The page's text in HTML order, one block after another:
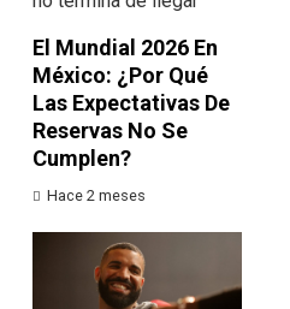
El Mundial 2026 En
México: ¿por Qué
Las Expectativas De
Reservas No Se
Cumplen?
Hace 2 meses